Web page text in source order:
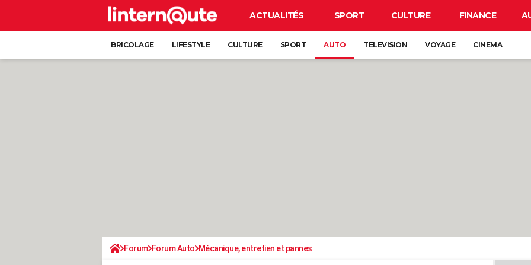
ACTUALITÉS SPORT CULTURE FINANCE
BRICOLAGE LIFESTYLE CULTURE SPORT AUTO TELEVISION VOYAGE CINEMA
Forum Forum Auto Mécanique, entretien et pannes